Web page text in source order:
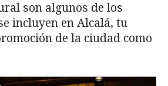
son algunos de los
incluyen en Alcalá, tu
de la ciudad como